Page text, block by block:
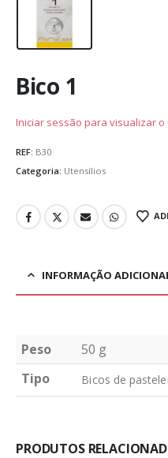
Bico 1
Iniciar sessão para visualizar o
REF: B30
Categoria: Utensílios
INFORMAÇÃO
Peso
50 g
Tipo
Bicos de
PRODUTOS